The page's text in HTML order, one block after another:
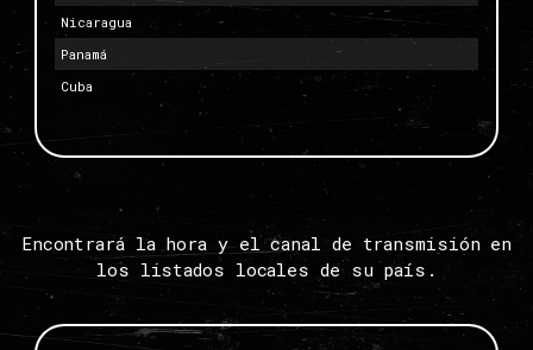
Nicaragua
Panamá
Cuba
Encontrará la hora y el canal de transmisión en
los listados locales de su país.